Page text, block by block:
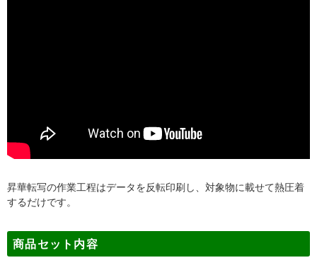
昇華転写の作業工程はデータを反転印刷し、対象物に載せて熱圧着
するだけです。
商品セット内容